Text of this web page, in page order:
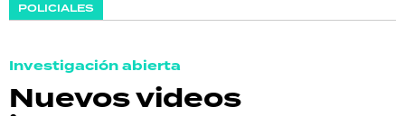
POLICIALES
Investigación abierta
Nuevos videos